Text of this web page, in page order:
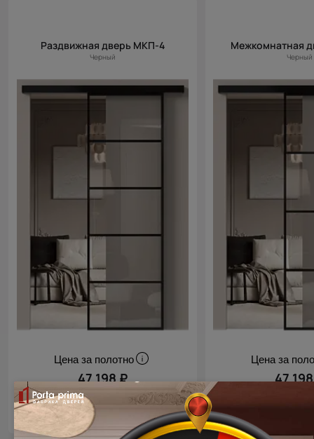
Раздвижная дверь МКП-4
Черный
Цена за полотно
47 198 ₽
Межкомнатная
Черный
Цена за
47